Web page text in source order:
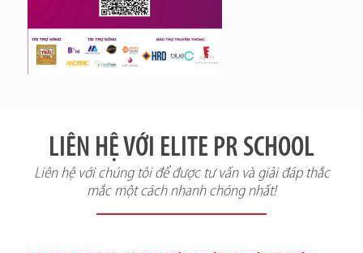
LIÊN HỆ VỚI ELITE PR SCHOOL
Liên hệ với chúng tôi để được tư vấn và giải đáp thắc
mắc một cách nhanh chóng nhất!